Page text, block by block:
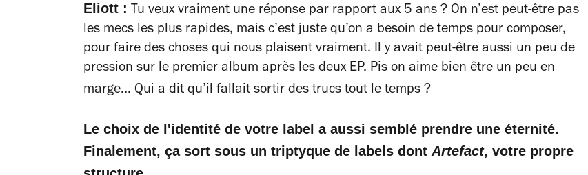
Eliott : Tu veux vraiment une réponse par rapport aux 5 ans ? On n’est peut-être pas
les mecs les plus rapides, mais c’est juste qu’on a besoin de temps pour composer,
pour faire des choses qui nous plaisent vraiment. Il y avait peut-être aussi un peu de
pression sur le premier album après les deux EP. Pis on aime bien être un peu en
marge... Qui a dit qu’il fallait sortir des trucs tout le temps ?
Le choix de l'identité de votre label a aussi semblé prendre une éternité.
Finalement, ça sort sous un triptyque de labels dont Artefact, votre propre